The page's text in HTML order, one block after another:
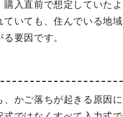
入直前で想定していた
いても、住んでいる地
要因です。
かご落ちが起きる原因